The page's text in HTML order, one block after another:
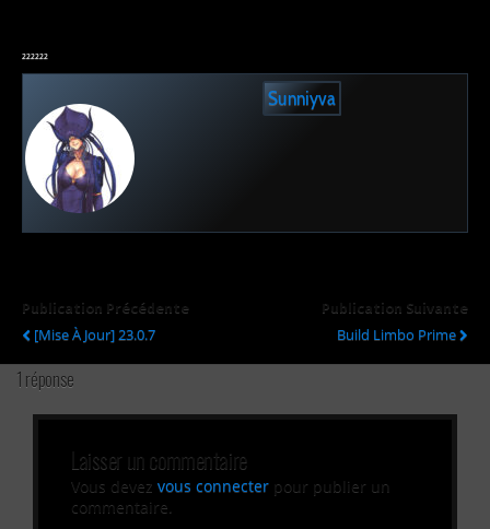
²²²²²²
Sunniyva
Publication Précédente
[Mise À Jour] 23.0.7
Publication Suivante
Build Limbo Prime
1 réponse
Laisser un commentaire
Vous devez vous connecter pour publier un
commentaire.